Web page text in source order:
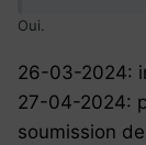
Oui.
26-03-2024:
27-04-2024:
soumission